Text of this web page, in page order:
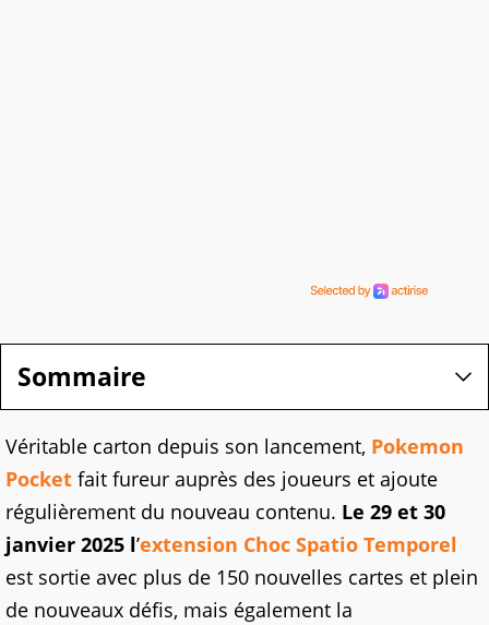
Sommaire
Véritable carton depuis son lancement, Pokemon
Pocket fait fureur auprès des joueurs et ajoute
régulièrement du nouveau contenu. Le 29 et 30
janvier 2025 l’extension Choc Spatio Temporel
est sortie avec plus de 150 nouvelles cartes et plein
de nouveaux défis, mais également la